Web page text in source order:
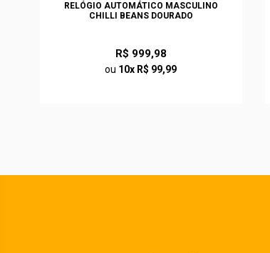
RELÓGIO AUTOMÁTICO MASCULINO
CHILLI BEANS DOURADO
R$ 999,98
ou 10x R$ 99,99